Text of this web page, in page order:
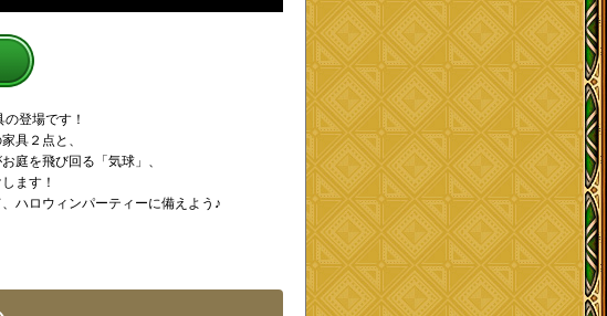
登場です！
具２点と、
庭を飛び回る「気球」、
ます！
ハロウィンパーティーに備えよう♪